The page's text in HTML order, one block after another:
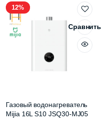
12%
Сравнить
Газовый водонагреватель
Mijia 16L S10 JSQ30-MJ05